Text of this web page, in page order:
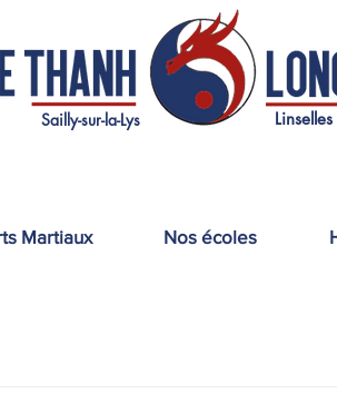
Sailly-sur-la-Lys Linselles
Martiaux Nos écoles